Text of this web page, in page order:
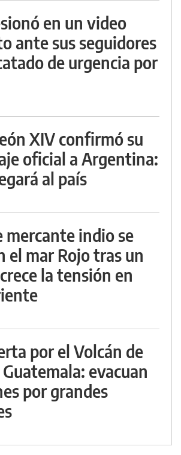
en un video
ante sus seguidores
de urgencia por
XIV confirmó su
oficial a Argentina:
al país
mercante indio se
el mar Rojo tras un
la tensión en
por el Volcán de
evacuan
por grandes